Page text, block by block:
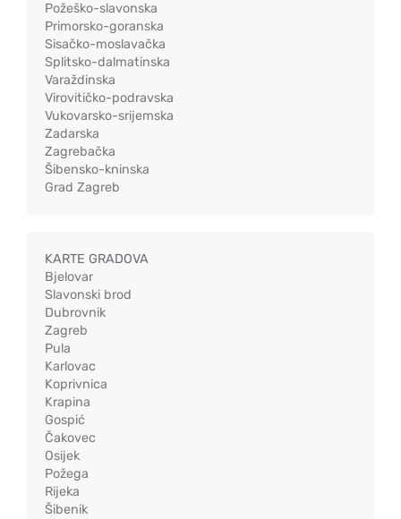
Požeško-slavonska
Primorsko-goranska
Sisačko-moslavačka
Splitsko-dalmatinska
Varaždinska
Virovitičko-podravska
Vukovarsko-srijemska
Zadarska
Zagrebačka
Šibensko-kninska
Grad Zagreb
KARTE GRADOVA
Bjelovar
Slavonski brod
Dubrovnik
Zagreb
Pula
Karlovac
Koprivnica
Krapina
Gospić
Čakovec
Osijek
Požega
Rijeka
Šibenik